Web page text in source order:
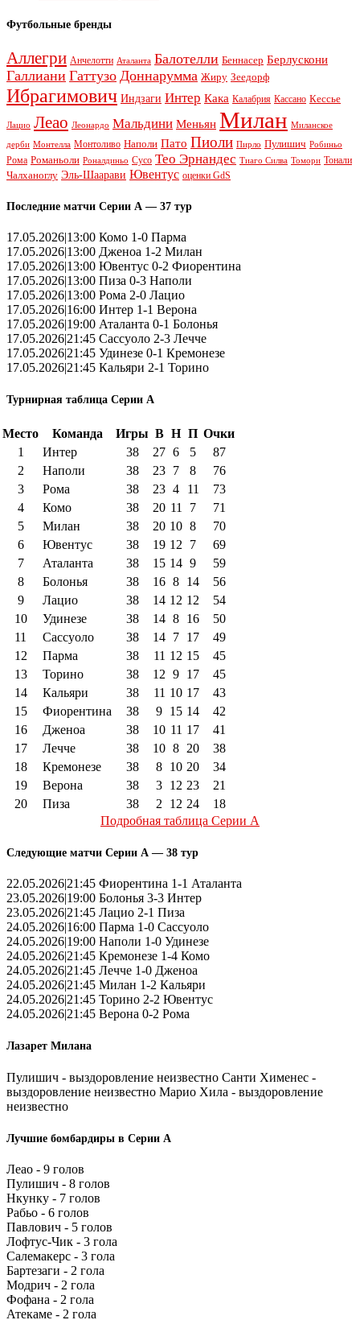
Футбольные бренды
Аллегри Анчелотти Аталанта Балотелли Беннасер Берлускони
Галлиани Гаттузо Доннарумма Жиру Зеедорф
Ибрагимович Индзаги Интер Кака Калабрия Кассано Кессье
Лацио Леао Леонардо Мальдини Меньян Милан Миланское
дерби Монтелла Монтоливо Наполи Пато Пиоли Пирло Пулишич Робиньо
Рома Романьоли Роналдиньо Сусо Тео Эрнандес Тиаго Силва Томори Тонали
Чалханоглу Эль-Шаарави Ювентус оценки GdS
Последние матчи Серии А — 37 тур
17.05.2026|13:00 Комо 1-0 Парма
17.05.2026|13:00 Дженоа 1-2 Милан
17.05.2026|13:00 Ювентус 0-2 Фиорентина
17.05.2026|13:00 Пиза 0-3 Наполи
17.05.2026|13:00 Рома 2-0 Лацио
17.05.2026|16:00 Интер 1-1 Верона
17.05.2026|19:00 Аталанта 0-1 Болонья
17.05.2026|21:45 Сассуоло 2-3 Лечче
17.05.2026|21:45 Удинезе 0-1 Кремонезе
17.05.2026|21:45 Кальяри 2-1 Торино
Турнирная таблица Серии А
Место Команда Игры В Н П Очки
1
Интер 38 27 6 5
87
2
Наполи 38 23 7 8
76
3
Рома 38 23 4 11
73
4
Комо 38 20 11 7
71
5
Милан 38 20 10 8
70
6
Ювентус 38 19 12 7
69
7
Аталанта 38 15 14 9
59
8
Болонья 38 16 8 14
56
9
Лацио 38 14 12 12
54
10
Удинезе 38 14 8 16
50
11
Сассуоло 38 14 7 17
49
12
Парма 38 11 12 15
45
13
Торино 38 12 9 17
45
14
Кальяри 38 11 10 17
43
15
Фиорентина 38 9 15 14
42
16
Дженоа 38 10 11 17
41
17
Лечче 38 10 8 20
38
18
Кремонезе 38 8 10 20
34
19
Верона 38 3 12 23
21
20
Пиза 38 2 12 24
18
Подробная таблица Серии А
Следующие матчи Серии А — 38 тур
22.05.2026|21:45 Фиорентина 1-1 Аталанта
23.05.2026|19:00 Болонья 3-3 Интер
23.05.2026|21:45 Лацио 2-1 Пиза
24.05.2026|16:00 Парма 1-0 Сассуоло
24.05.2026|19:00 Наполи 1-0 Удинезе
24.05.2026|21:45 Кремонезе 1-4 Комо
24.05.2026|21:45 Лечче 1-0 Дженоа
24.05.2026|21:45 Милан 1-2 Кальяри
24.05.2026|21:45 Торино 2-2 Ювентус
24.05.2026|21:45 Верона 0-2 Рома
Лазарет Милана
Пулишич - выздоровление неизвестно Санти Хименес -
выздоровление неизвестно Марио Хила - выздоровление
неизвестно
Лучшие бомбардиры в Серии А
Леао - 9 голов
Пулишич - 8 голов
Нкунку - 7 голов
Рабьо - 6 голов
Павлович - 5 голов
Лофтус-Чик - 3 гола
Салемакерс - 3 гола
Бартезаги - 2 гола
Модрич - 2 гола
Фофана - 2 гола
Атекаме - 2 гола